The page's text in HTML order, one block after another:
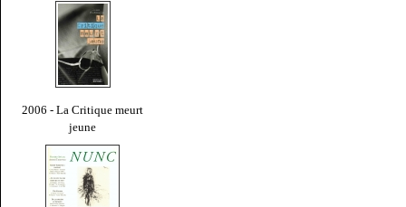
2006 - La Critique meurt
jeune